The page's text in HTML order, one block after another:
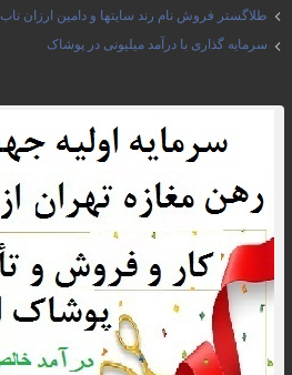
طلاگستر فروش نام رند سایتها و دامین ارزان ناب
سرمایه گذاری با درآمد میلیونی در پوشاک